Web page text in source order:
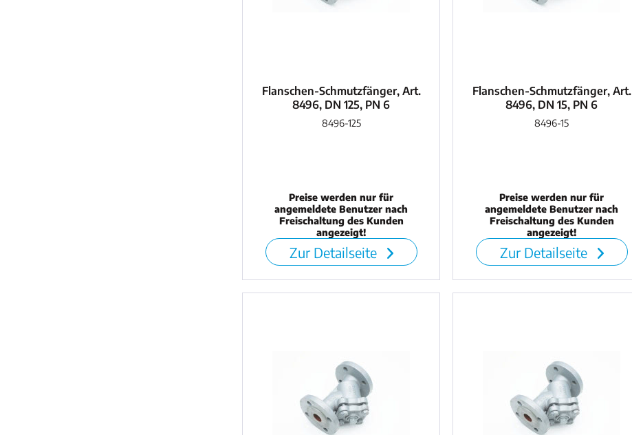
Flanschen-Schmutzfänger, Art.
8496, DN 125, PN 6
8496-125
Preise werden nur für
angemeldete Benutzer nach
Freischaltung des Kunden
angezeigt!
Zur Detailseite
Flanschen-Schmutzfänger, Art.
8496, DN 15, PN 6
8496-15
Preise werden nur für
angemeldete Benutzer nach
Freischaltung des Kunden
angezeigt!
Zur Detailseite